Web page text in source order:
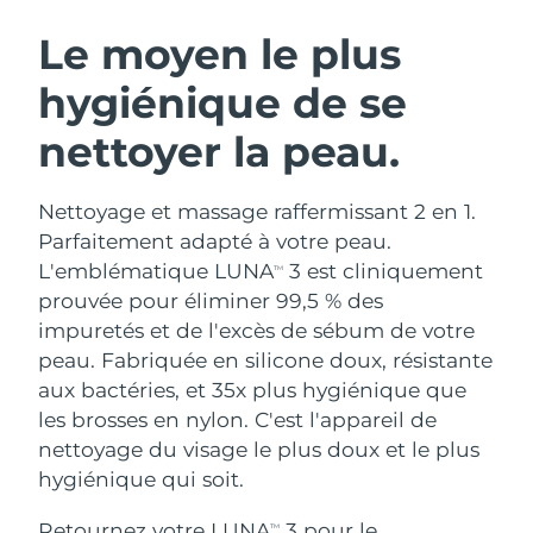
Le moyen le plus
hygiénique de se
nettoyer la peau.
Nettoyage et massage raffermissant 2 en 1.
Parfaitement adapté à votre peau.
L'emblématique LUNATM
3 est cliniquement
prouvée pour éliminer 99,5 % des
impuretés et de l'excès de sébum de votre
peau. Fabriquée en silicone doux, résistante
aux bactéries, et 35x plus hygiénique que
les brosses en nylon. C'est l'appareil de
nettoyage du visage le plus doux et le plus
hygiénique qui soit.
TM
Nettoyage du visage
Anti-aging massage
LUNA™ 4 Plus
Massage, LED heating
LUNA™ 4 Men
For men, anti-aging massage
Lifting
Microcurrent toning
BEAR™ 2 go
Microcurrent toning on-the-go
BEAR™ 2 eyes & lips
Microcurrent line smoothing device
Hydratation
UFO™ 3 coffret
Deep facial hydration
UFO™ 3 LED
Near-infrared and red light therapy
device
Soin bucco-dentaire
issa™ 4
Hybrid silicone sonic toothbrush
issa™ 4 plus
Smart hybrid silicone sonic toothbrush
FAQ™ TRAITEMENT ANTI-ÂGE
Anti-âge
NEW
Autriche Livraison estimée
Bahreïn Livraison estimée
Belgique Livraison estimée
Bermudes Livraison estimée8/16/26
Bosnie-Herzégovine Livraison estimée 8/13/26
Brunei Livraison estimée
Bulgarie Livraison estimée8/10/26
Canada Livraison estimée8/14/26
Chili